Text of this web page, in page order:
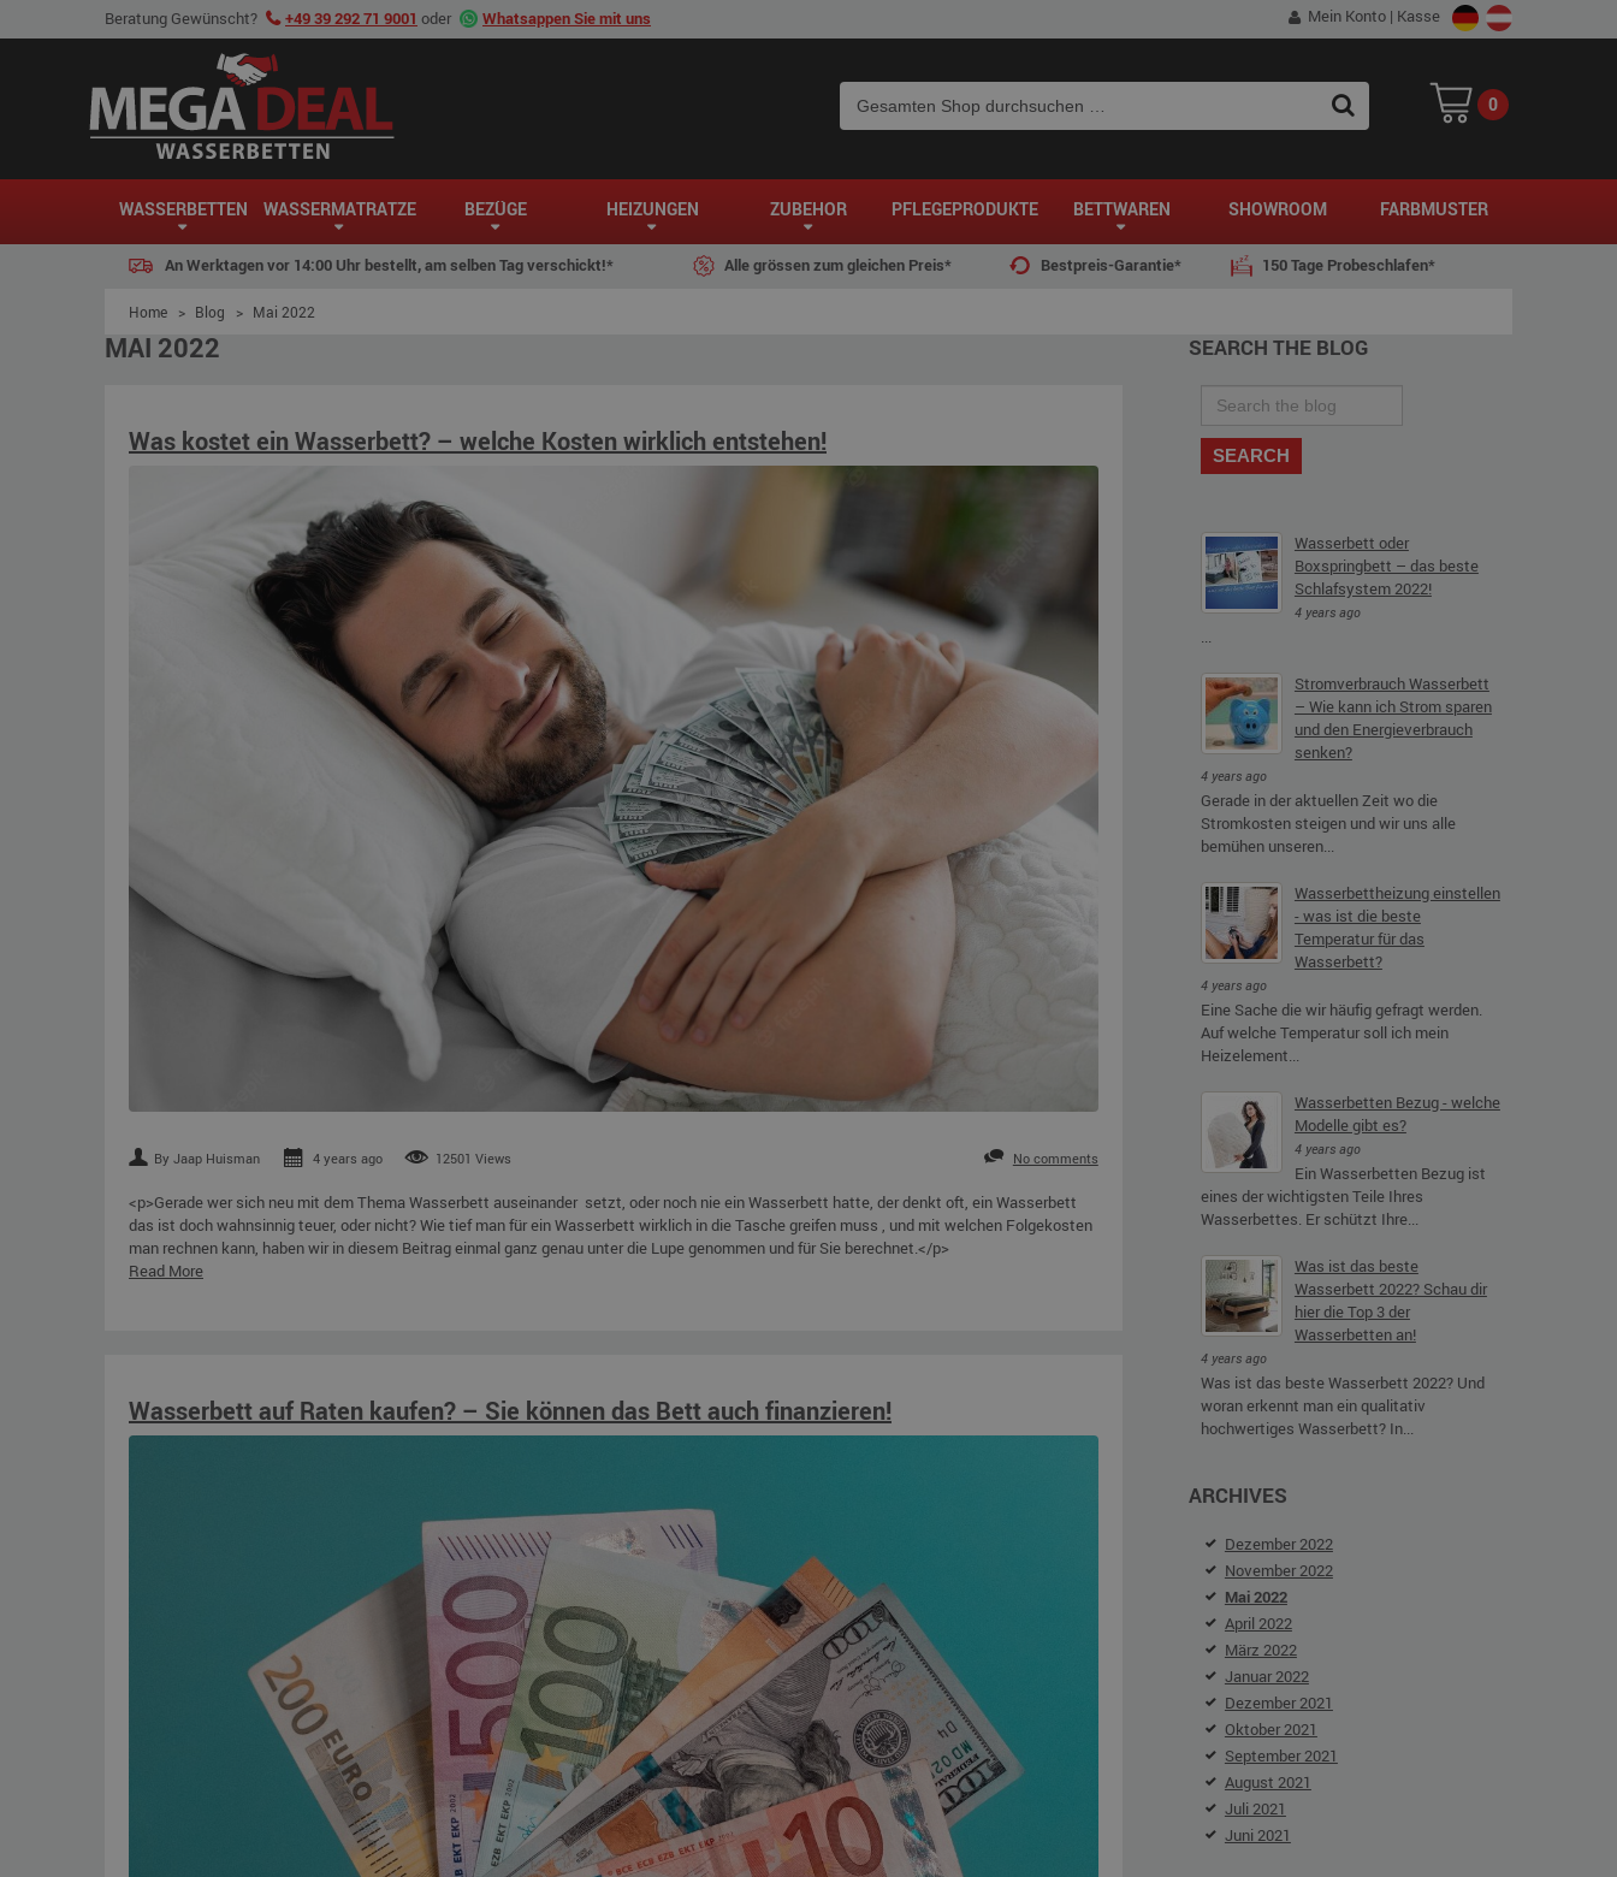
Beratung Gewünscht? +49 39 292 71 9001 oder Whatsappen Sie mit uns Mein Konto | Kasse
0
SEARCH
WASSERBETTEN WASSERMATRATZE BEZÜGE HEIZUNGEN ZUBEHÖR PFLEGEPRODUKTE BETTWAREN SHOWROOM FARBMUSTER
An Werktagen vor 14:00 Uhr bestellt, am selben Tag verschickt!* Alle grössen zum gleichen Preis* Bestpreis-Garantie* 150 Tage Probeschlafen*
Home > Blog > Mai 2022
MAI 2022
Was kostet ein Wasserbett? – welche Kosten wirklich entstehen!
By Jaap Huisman 4 years ago 12501 Views No comments
<p>Gerade wer sich neu mit dem Thema Wasserbett auseinander setzt, oder noch nie ein Wasserbett hatte, der denkt oft, ein Wasserbett
das ist doch wahnsinnig teuer, oder nicht? Wie tief man für ein Wasserbett wirklich in die Tasche greifen muss , und mit welchen Folgekosten
man rechnen kann, haben wir in diesem Beitrag einmal ganz genau unter die Lupe genommen und für Sie berechnet.</p>
Read More
Wasserbett auf Raten kaufen? – Sie können das Bett auch finanzieren!
SEARCH THE BLOG
SEARCH
Wasserbett oder
Boxspringbett – das beste
Schlafsystem 2022!
4 years ago
...
Stromverbrauch Wasserbett
– Wie kann ich Strom sparen
und den Energieverbrauch
senken?
4 years ago
Gerade in der aktuellen Zeit wo die
Stromkosten steigen und wir uns alle
bemühen unseren...
Wasserbettheizung einstellen
- was ist die beste
Temperatur für das
Wasserbett?
4 years ago
Eine Sache die wir häufig gefragt werden.
Auf welche Temperatur soll ich mein
Heizelement...
Wasserbetten Bezug - welche
Modelle gibt es?
4 years ago
Ein Wasserbetten Bezug ist
eines der wichtigsten Teile Ihres
Wasserbettes. Er schützt Ihre...
Was ist das beste
Wasserbett 2022? Schau dir
hier die Top 3 der
Wasserbetten an!
4 years ago
Was ist das beste Wasserbett 2022? Und
woran erkennt man ein qualitativ
hochwertiges Wasserbett? In...
ARCHIVES
Dezember 2022
November 2022
Mai 2022
April 2022
März 2022
Januar 2022
Dezember 2021
Oktober 2021
September 2021
August 2021
Juli 2021
Juni 2021